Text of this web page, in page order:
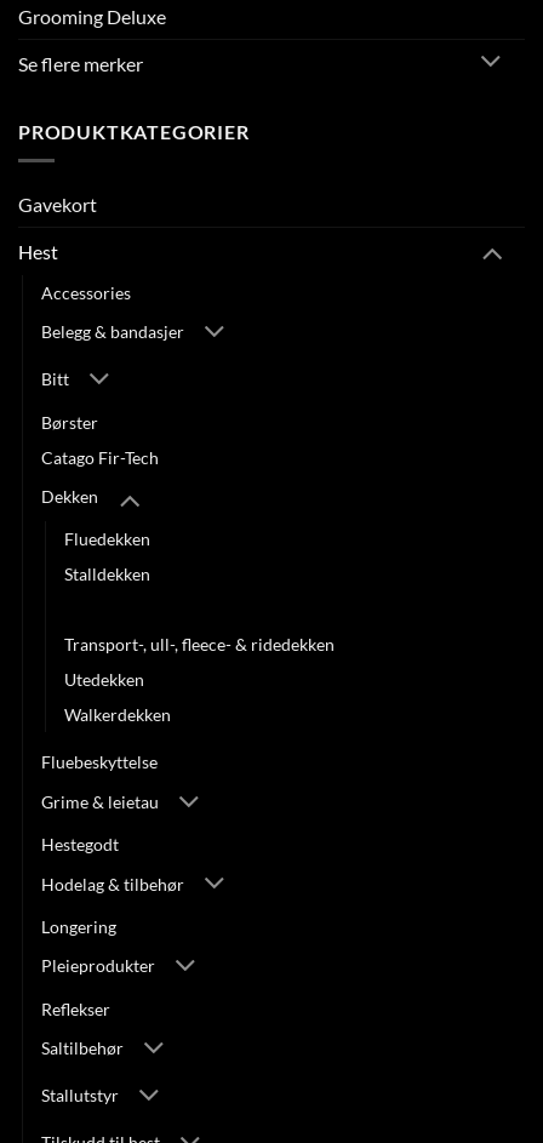
Grooming Deluxe
Se flere merker
PRODUKTKATEGORIER
Gavekort
Hest
Accessories
Belegg & bandasjer
Bitt
Børster
Catago Fir-Tech
Dekken
Fluedekken
Stalldekken
Transport-, ull-, fleece- & ridedekken
Utedekken
Walkerdekken
Fluebeskyttelse
Grime & leietau
Hestegodt
Hodelag & tilbehør
Longering
Pleieprodukter
Reflekser
Saltilbehør
Stallutstyr